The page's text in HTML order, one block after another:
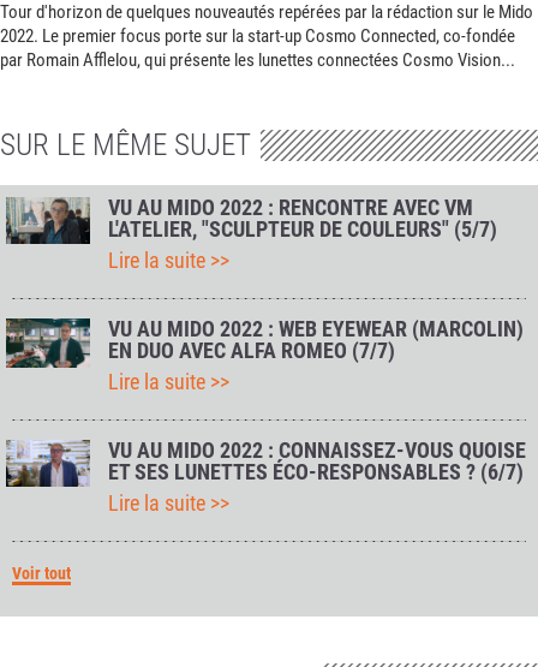
Tour d'horizon de quelques nouveautés repérées par la rédaction sur le Mido
2022. Le premier focus porte sur la start-up Cosmo Connected, co-fondée
par Romain Afflelou, qui présente les lunettes connectées Cosmo Vision...
SUR LE MÊME SUJET
VU AU MIDO 2022 : RENCONTRE AVEC VM
L'ATELIER, "SCULPTEUR DE COULEURS" (5/7)
Lire la suite >>
VU AU MIDO 2022 : WEB EYEWEAR (MARCOLIN)
EN DUO AVEC ALFA ROMEO (7/7)
Lire la suite >>
VU AU MIDO 2022 : CONNAISSEZ-VOUS QUOISE
ET SES LUNETTES ÉCO-RESPONSABLES ? (6/7)
Lire la suite >>
Voir tout